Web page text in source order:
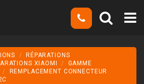
RÉPARATIONS
XIAOMI
GAMME
REMPLACEMENT CONNECTEUR